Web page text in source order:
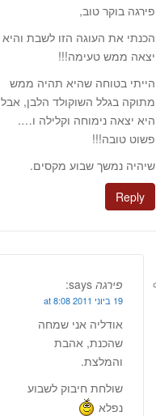
פירגה בוקר טוב,
הכנתי את העוגה הזו לשבת והיא
יצאה ממש טעימה!!!
הייתי בטוחה שהיא תהיה ממש
מתוקה בגלל השוקולד הלבן, אבל
היא יצאה נימוחה וקלילה ו….
פשוט טובה!!!
שיהיה נמשך שבוע מקסים.
Reply
פירגה says:
19 ביוני 2011 at 8:08
אודליה אני שמחה
שהכנת, אהבת
והמלצת.
שולחת חיבוק לשבוע
נפלא